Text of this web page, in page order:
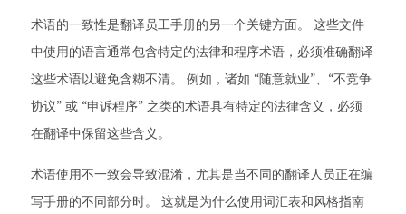
术语的一致性是翻译员工手册的另一个关键方面。 这些文件
中使用的语言通常包含特定的法律和程序术语，必须准确翻译
这些术语以避免含糊不清。 例如，诸如 “随意就业”、“不竞争
协议” 或 “申诉程序” 之类的术语具有特定的法律含义，必须
在翻译中保留这些含义。
术语使用不一致会导致混淆，尤其是当不同的翻译人员正在编
写手册的不同部分时。 这就是为什么使用词汇表和风格指南